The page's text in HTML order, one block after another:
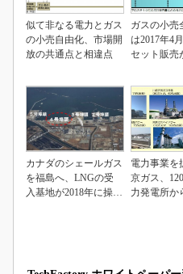
似て非なる電力とガス
の小売自由化、市場開
放の共通点と相違点
ガスの小売
は2017年4
セット販売
カナダのシェールガス
を福島へ、LNGの受
入基地が2018年に操業
電力事業を
京ガス、
力発電所か